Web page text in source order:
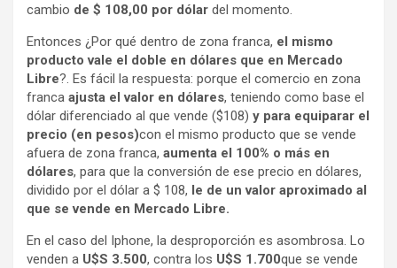
cambio de $ 108,00 por dólar del momento.
Entonces ¿Por qué dentro de zona franca, el mismo
producto vale el doble en dólares que en Mercado
Libre?. Es fácil la respuesta: porque el comercio en zona
franca ajusta el valor en dólares, teniendo como base el
dólar diferenciado al que vende ($108) y para equiparar el
precio (en pesos)con el mismo producto que se vende
afuera de zona franca, aumenta el 100% o más en
dólares, para que la conversión de ese precio en dólares,
dividido por el dólar a $ 108, le de un valor aproximado al
que se vende en Mercado Libre.
En el caso del Iphone, la desproporción es asombrosa. Lo
venden a U$S 3.500, contra los U$S 1.700que se vende